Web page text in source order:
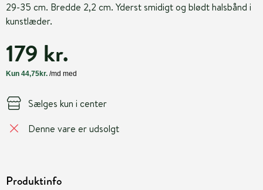
29-35 cm. Bredde 2,2 cm. Yderst smidigt og blødt halsbånd i
kunstlæder.
179 kr.
Sælges kun i center
Denne vare er udsolgt
Produktinfo